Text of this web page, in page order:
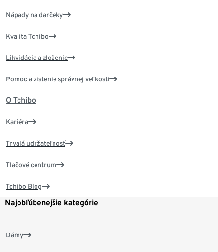
Nápady na darčeky
Kvalita Tchibo
Likvidácia a zloženie
Pomoc a zistenie správnej veľkosti
O Tchibo
Kariéra
Trvalá udržateľnosť
Tlačové centrum
Tchibo Blog
Najobľúbenejšie kategórie
Dámy